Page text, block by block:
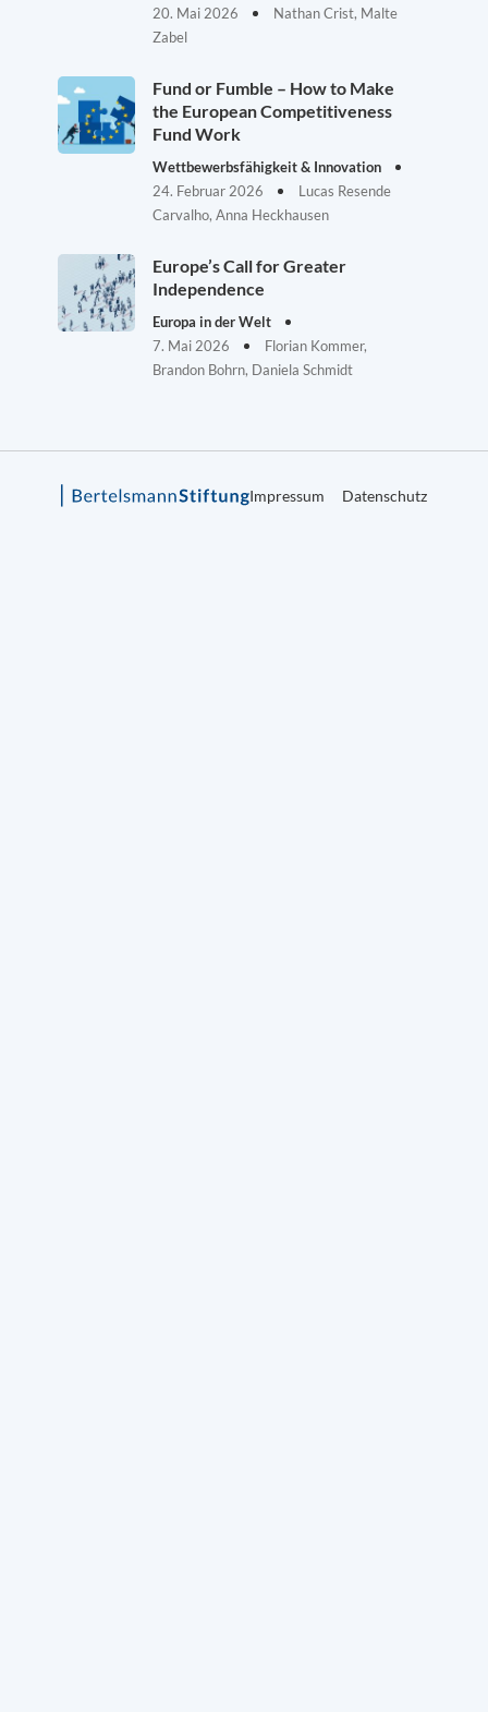
20. Mai 2026
Nathan Crist, Malte
Zabel
Fund or Fumble – How to Make
the European Competitiveness
Fund Work
Wettbewerbsfähigkeit & Innovation
24. Februar 2026
Lucas Resende
Carvalho, Anna Heckhausen
Europe’s Call for Greater
Independence
Europa in der Welt
7. Mai 2026
Florian Kommer,
Brandon Bohrn, Daniela Schmidt
Impressum Datenschutz